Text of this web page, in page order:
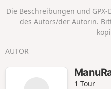
Die Beschreibungen und
des Autors/der Autorin.
AUTOR
1 Tour